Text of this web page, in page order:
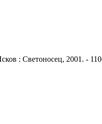
: Светоносец, 2001. -